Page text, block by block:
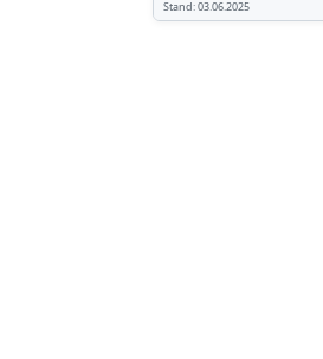
Stand:03.06.2025